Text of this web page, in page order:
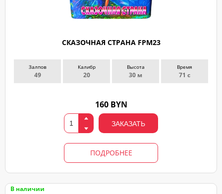
СКАЗОЧНАЯ СТРАНА FPM23
Залпов
49
Калибр
20
Высота
30 м
Время
71 с
160 BYN
ЗАКАЗАТЬ
ПОДРОБНЕЕ
В наличии